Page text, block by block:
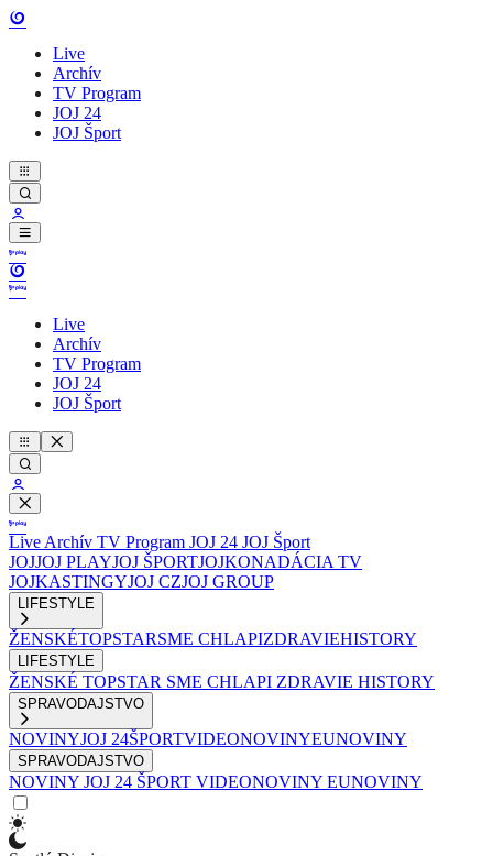
Live
Archív
TV Program
JOJ 24
JOJ Šport
Live
Archív
TV Program
JOJ 24
JOJ Šport
Live Archív TV Program JOJ 24 JOJ Šport
JOJJOJ PLAYJOJ ŠPORTJOJKONADÁCIA TV
JOJKASTINGYJOJ CZJOJ GROUP
LIFESTYLE
ŽENSKÉTOPSTARSME CHLAPIZDRAVIEHISTORY
LIFESTYLE
ŽENSKÉ TOPSTAR SME CHLAPI ZDRAVIE HISTORY
SPRAVODAJSTVO
NOVINYJOJ 24ŠPORTVIDEONOVINYEUNOVINY
SPRAVODAJSTVO
NOVINY JOJ 24 ŠPORT VIDEONOVINY EUNOVINY